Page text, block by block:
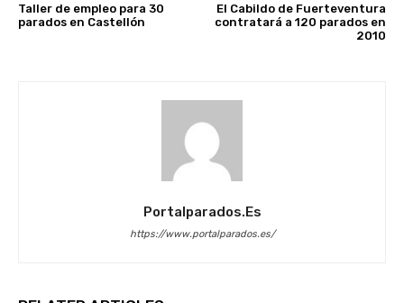
Taller de empleo para 30
parados en Castellón
El Cabildo de Fuerteventura
contratará a 120 parados en
2010
Portalparados.es
https://www.portalparados.es/